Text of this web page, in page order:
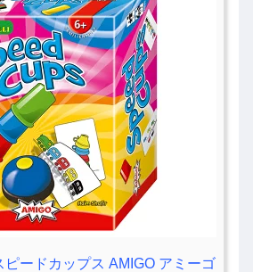
ピードカップス AMIGO アミーゴ